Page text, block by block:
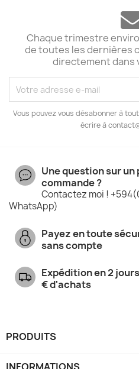
Chaque trimestre
de toutes les dernières
directement dans
Vous pouvez vous désabonner à
écrire à
Une question sur
commande ?
Contactez moi !
WhatsApp)
Payez en toute
sans compte
Expédition en 2
€ d'achats
PRODUITS